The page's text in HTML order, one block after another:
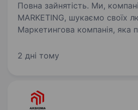
Повна зайнятість. Ми, компанія GE
MARKETING, шукаємо своїх
Маркетингова компанія, яка
2023, 2024 та 2025». Офіційні
2 дні тому